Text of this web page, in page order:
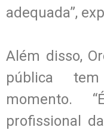
adequada”,
Além disso,
pública
momento.
profissional